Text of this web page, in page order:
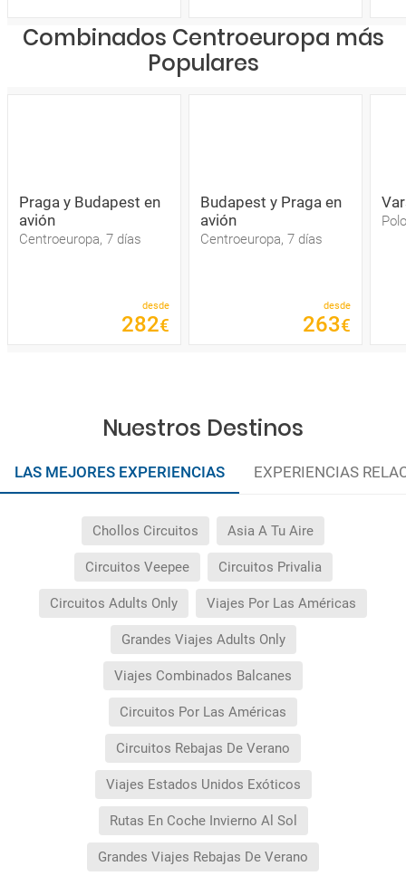
Combinados Centroeuropa más
Populares
Praga y Budapest en
avión
Centroeuropa, 7 días
desde
282€
Budapest y Praga en
avión
Centroeuropa, 7 días
desde
263€
Nuestros Destinos
LAS MEJORES EXPERIENCIAS EXPERIENCIAS
Chollos Circuitos Asia A Tu Aire
Circuitos Veepee Circuitos Privalia
Circuitos Adults Only Viajes Por Las Américas
Grandes Viajes Adults Only
Viajes Combinados Balcanes
Circuitos Por Las Américas
Circuitos Rebajas De Verano
Viajes Estados Unidos Exóticos
Rutas En Coche Invierno Al Sol
Grandes Viajes Rebajas De Verano